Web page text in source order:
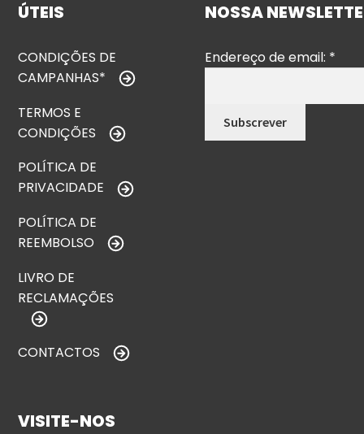
ÚTEIS
CONDIÇÕES DE
CAMPANHAS*
TERMOS E
CONDIÇÕES
POLÍTICA DE
PRIVACIDADE
POLÍTICA DE
REEMBOLSO
LIVRO DE
RECLAMAÇÕES
CONTACTOS
NOSSA
Endereço de email: *
VISITE-NOS